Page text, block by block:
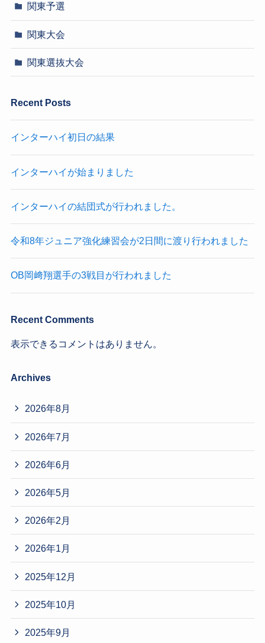
関東予選
関東大会
関東選抜大会
Recent Posts
インターハイ初日の結果
インターハイが始まりました
インターハイの結団式が行われました。
令和8年ジュニア強化練習会が2日間に渡り行われました
OB岡﨑翔選手の3戦目が行われました
Recent Comments
表示できるコメントはありません。
Archives
2026年8月
2026年7月
2026年6月
2026年5月
2026年2月
2026年1月
2025年12月
2025年10月
2025年9月